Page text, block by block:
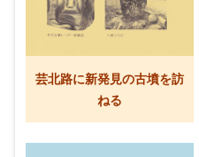
芸北路に新発見の古墳を訪
ねる